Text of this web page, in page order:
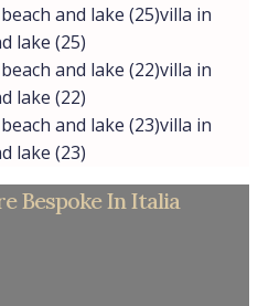
villa in
lake (25)
villa in
lake (22)
villa in
lake (23)
Bespoke In Italia